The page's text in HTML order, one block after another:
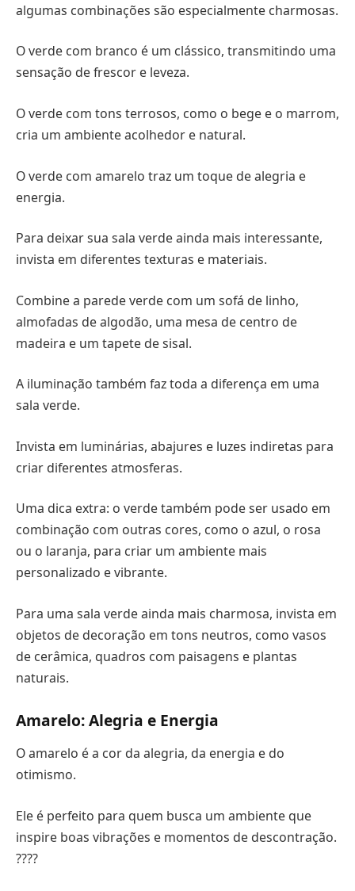
algumas combinações são especialmente charmosas.
O verde com branco é um clássico, transmitindo uma
sensação de frescor e leveza.
O verde com tons terrosos, como o bege e o marrom,
cria um ambiente acolhedor e natural.
O verde com amarelo traz um toque de alegria e
energia.
Para deixar sua sala verde ainda mais interessante,
invista em diferentes texturas e materiais.
Combine a parede verde com um sofá de linho,
almofadas de algodão, uma mesa de centro de
madeira e um tapete de sisal.
A iluminação também faz toda a diferença em uma
sala verde.
Invista em luminárias, abajures e luzes indiretas para
criar diferentes atmosferas.
Uma dica extra: o verde também pode ser usado em
combinação com outras cores, como o azul, o rosa
ou o laranja, para criar um ambiente mais
personalizado e vibrante.
Para uma sala verde ainda mais charmosa, invista em
objetos de decoração em tons neutros, como vasos
de cerâmica, quadros com paisagens e plantas
naturais.
Amarelo: Alegria e Energia
O amarelo é a cor da alegria, da energia e do
otimismo.
Ele é perfeito para quem busca um ambiente que
inspire boas vibrações e momentos de descontração.
????